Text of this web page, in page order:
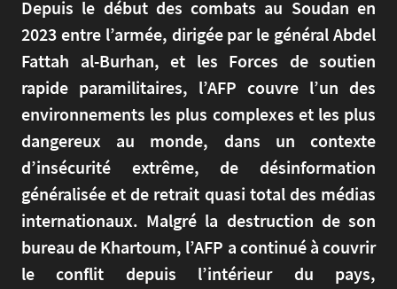
Depuis le début des combats au Soudan en
2023 entre l’armée, dirigée par le général Abdel
Fattah al-Burhan, et les Forces de soutien
rapide paramilitaires, l’AFP couvre l’un des
environnements les plus complexes et les plus
dangereux au monde, dans un contexte
d’insécurité extrême, de désinformation
généralisée et de retrait quasi total des médias
internationaux. Malgré la destruction de son
bureau de Khartoum, l’AFP a continué à couvrir
le conflit depuis l’intérieur du pays,